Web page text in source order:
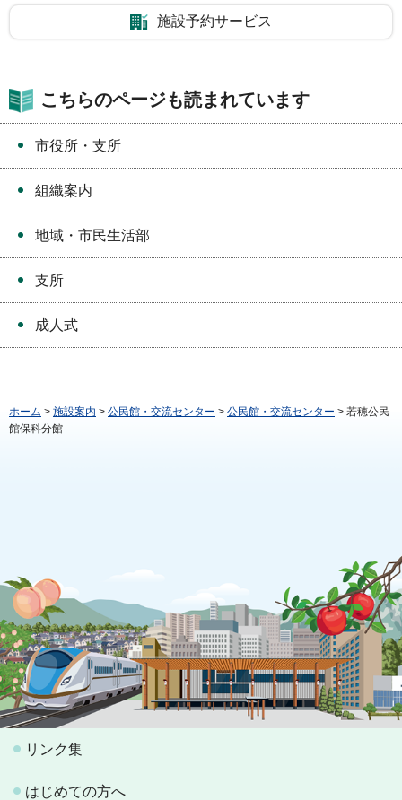
施設予約サービス
こちらのページも読まれています
市役所・支所
組織案内
地域・市民生活部
支所
成人式
ホーム > 施設案内 > 公民館・交流センター > 公民館・交流センター > 若穂公民
館保科分館
リンク集
はじめての方へ